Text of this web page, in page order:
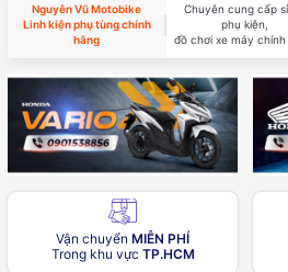
Nguyên Vũ Motobike
Linh kiện phụ tùng chính
hãng
Chuyên cung cấp
phụ kiện,
đồ chơi xe máy
Vận chuyển MIỄN PHÍ
Trong khu vực TP.HCM